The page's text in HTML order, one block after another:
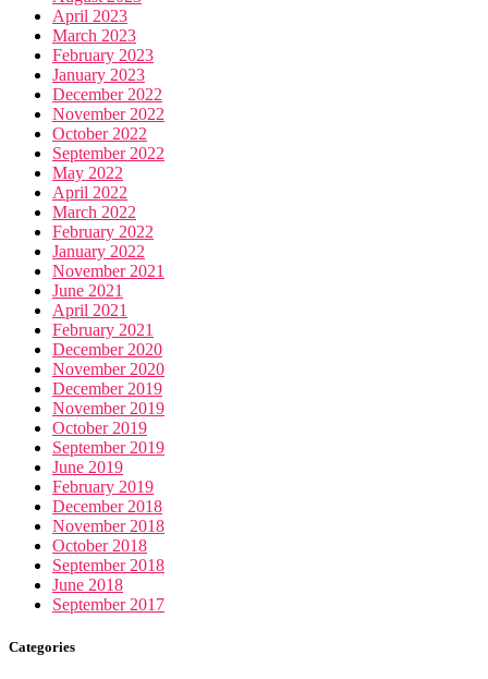
April 2023
March 2023
February 2023
January 2023
December 2022
November 2022
October 2022
September 2022
May 2022
April 2022
March 2022
February 2022
January 2022
November 2021
June 2021
April 2021
February 2021
December 2020
November 2020
December 2019
November 2019
October 2019
September 2019
June 2019
February 2019
December 2018
November 2018
October 2018
September 2018
June 2018
September 2017
Categories